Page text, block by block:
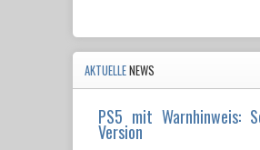
AKTUELLENEWS
PS5 mit Warnhinweis:
Version